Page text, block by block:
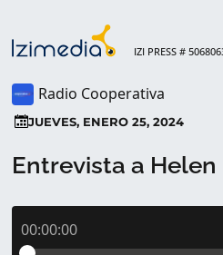
IZI PRESS #
Radio Cooperativa
JUEVES, ENERO 25, 2024
Entrevista a
00:00:00